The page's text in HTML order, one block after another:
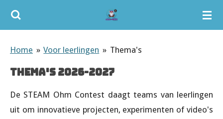
Ga
de
hoofdinhoud
Home » Voor leerlingen » Thema's
Thema's 2026-2027
De STEAM Ohm Contest daagt teams van leerlingen
uit om innovatieve projecten, experimenten of video's